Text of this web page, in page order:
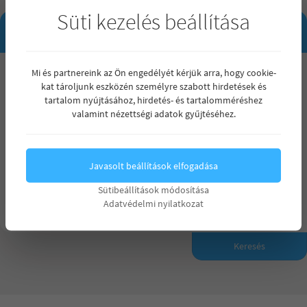
INGATLAN KERESŐ
Mindegy
Mindegy
25 000 000 Ft
Maximum ár
1 szoba
2 szoba
3 szoba
Szobák száma
Keresés
Süti kezelés beállítása
Mi és partnereink az Ön engedélyét kérjük arra, hogy cookie-
kat tároljunk eszközén személyre szabott hirdetések és
tartalom nyújtásához, hirdetés- és tartalomméréshez
valamint nézettségi adatok gyűjtéséhez.
Javasolt beállítások elfogadása
Sütibeállítások módosítása
Adatvédelmi nyilatkozat